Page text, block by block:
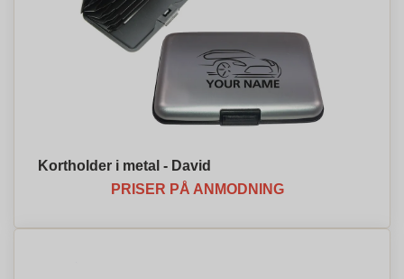
Kortholder i metal - David
PRISER PÅ ANMODNING